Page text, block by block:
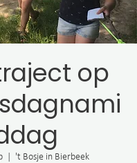
op
  |
't Bosje in Bierbeek